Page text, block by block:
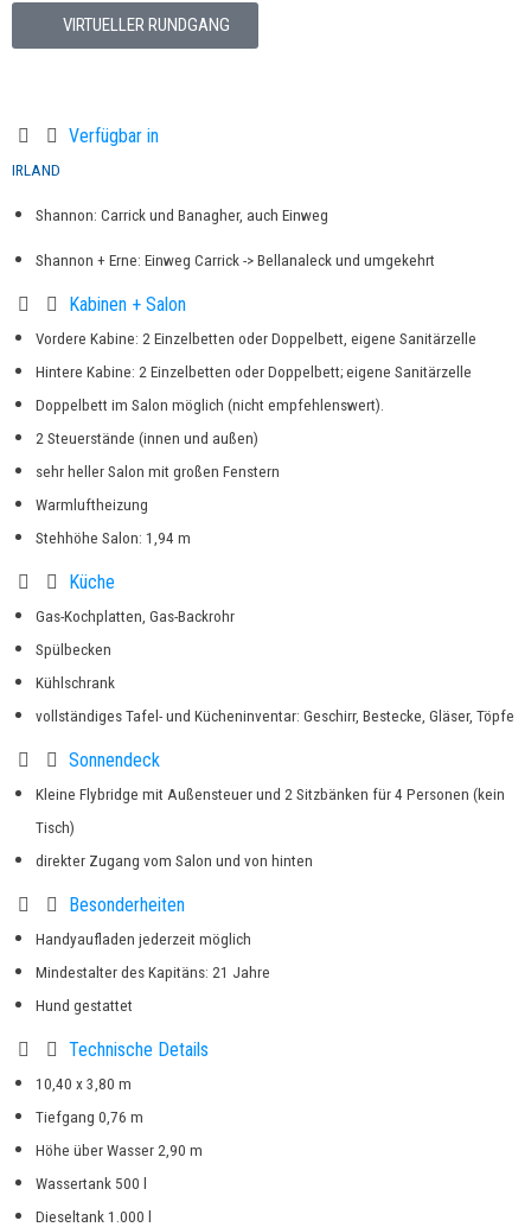
VIRTUELLER RUNDGANG
Verfügbar in
IRLAND
Shannon: Carrick und Banagher, auch Einweg
Shannon + Erne: Einweg Carrick -> Bellanaleck und umgekehrt
Kabinen + Salon
Vordere Kabine: 2 Einzelbetten oder Doppelbett, eigene Sanitärzelle
Hintere Kabine: 2 Einzelbetten oder Doppelbett; eigene Sanitärzelle
Doppelbett im Salon möglich (nicht empfehlenswert).
2 Steuerstände (innen und außen)
sehr heller Salon mit großen Fenstern
Warmluftheizung
Stehhöhe Salon: 1,94 m
Küche
Gas-Kochplatten, Gas-Backrohr
Spülbecken
Kühlschrank
vollständiges Tafel- und Kücheninventar: Geschirr, Bestecke, Gläser, Töpfe
Sonnendeck
Kleine Flybridge mit Außensteuer und 2 Sitzbänken für 4 Personen (kein
Tisch)
direkter Zugang vom Salon und von hinten
Besonderheiten
Handyaufladen jederzeit möglich
Mindestalter des Kapitäns: 21 Jahre
Hund gestattet
Technische Details
10,40 x 3,80 m
Tiefgang 0,76 m
Höhe über Wasser 2,90 m
Wassertank 500 l
Dieseltank 1.000 l